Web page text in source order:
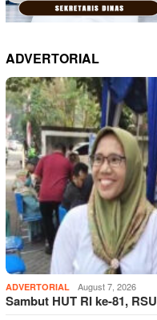
ADVERTORIAL
ADVERTORIAL August 7, 2026
Sambut HUT RI ke-81,